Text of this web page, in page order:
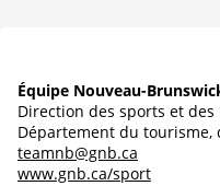
Équipe Nouveau-
Direction des sports et des
Département du
teamnb@gnb.ca
www.gnb.ca/sport